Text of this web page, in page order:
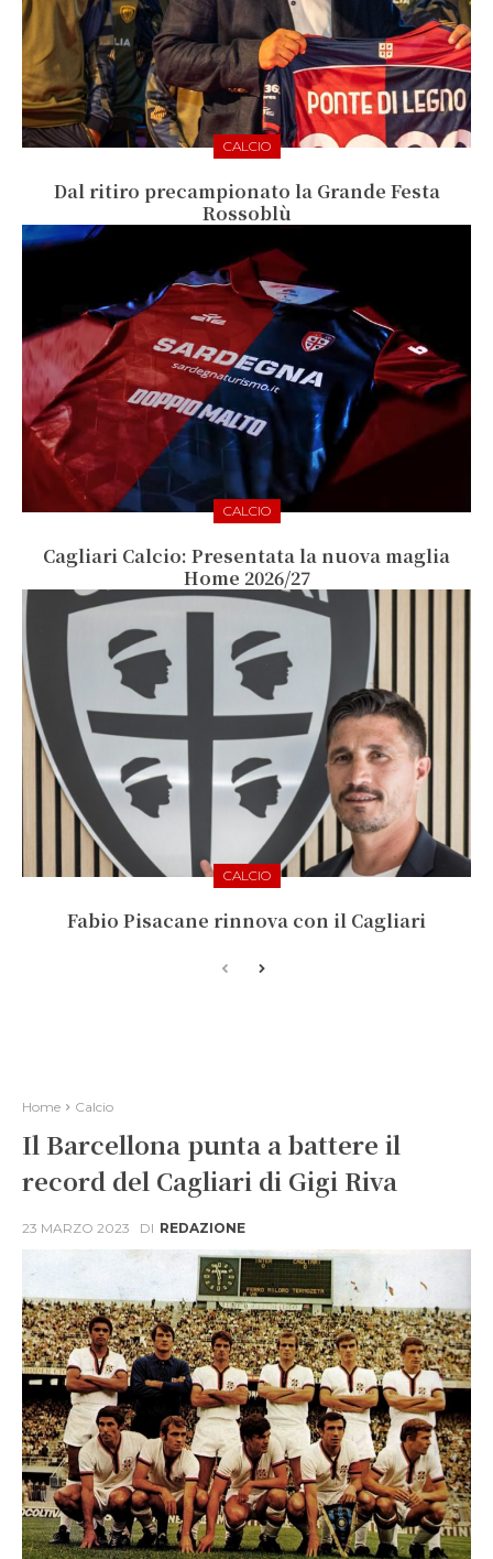
CALCIO
Dal ritiro precampionato la Grande Festa
Rossoblù
CALCIO
Cagliari Calcio: Presentata la nuova maglia
Home 2026/27
CALCIO
Fabio Pisacane rinnova con il Cagliari